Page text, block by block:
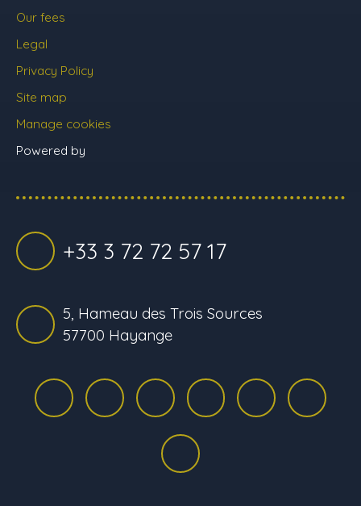
Our fees
Legal
Privacy Policy
Site map
Manage cookies
Powered by
+33 3 72 72 57 17
5, Hameau des Trois Sources
57700 Hayange